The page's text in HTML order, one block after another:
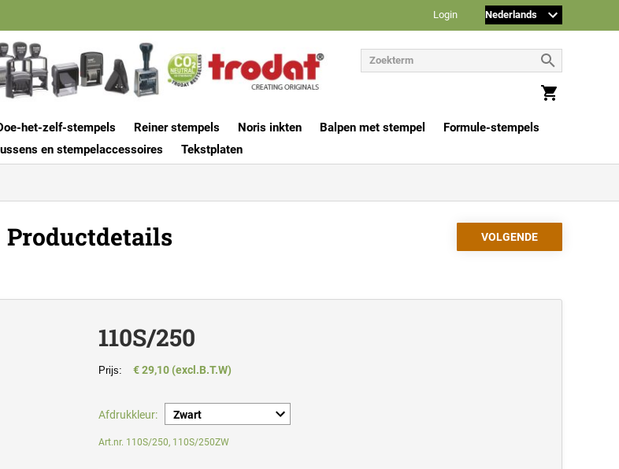
Login
het-zelf-stempels Reiner stempels Noris inkten Balpen met stempel
Formule-stempels
en stempelaccessoires
Tekstplaten
Productdetails
110S/250
Prijs: € 29,10 (excl.B.T.W)
Afdrukkleur:
Art.nr. 110S/250, 110S/250ZW